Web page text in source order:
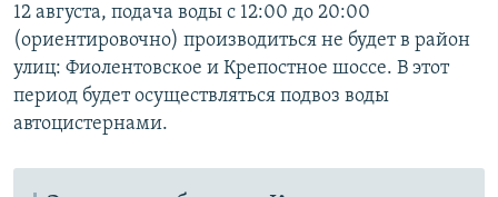
12 августа, подача воды с 12:00 до 20:00
(ориентировочно) производиться не будет в район
улиц: Фиолентовское и Крепостное шоссе. В этот
период будет осуществляться подвоз воды
автоцистернами.